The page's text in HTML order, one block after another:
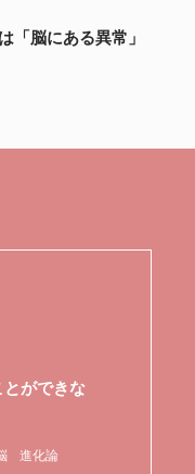
「脳にある異常」
進化論
ができな